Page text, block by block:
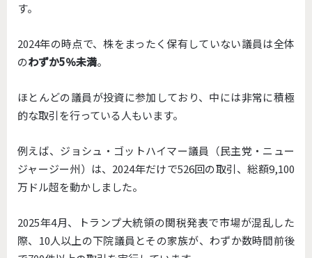
す。
2024年の時点で、株をまったく保有していない議員は全体
のわずか5％未満。
ほとんどの議員が投資に参加しており、中には非常に積極
的な取引を行っている人もいます。
例えば、ジョシュ・ゴットハイマー議員（民主党・ニュー
ジャージー州）は、2024年だけで526回の取引、総額9,100
万ドル超を動かしました。
2025年4月、トランプ大統領の関税発表で市場が混乱した
際、10人以上の下院議員とその家族が、わずか数時間前後